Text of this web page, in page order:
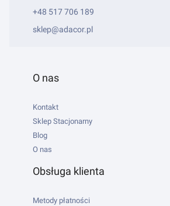
+48 517 706 189
sklep@adacor.pl
Linki w stopce
O nas
Kontakt
Sklep Stacjonarny
Blog
O nas
Obsługa klienta
Metody płatności